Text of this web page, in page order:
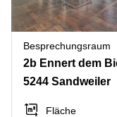
Besprechungsraum
2b Ennert dem
5244 Sandweiler
Fläche